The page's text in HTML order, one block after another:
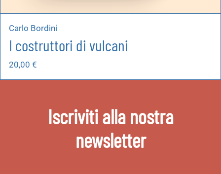
Carlo Bordini
I costruttori di vulcani
20,00 €
Iscriviti alla nostra
newsletter